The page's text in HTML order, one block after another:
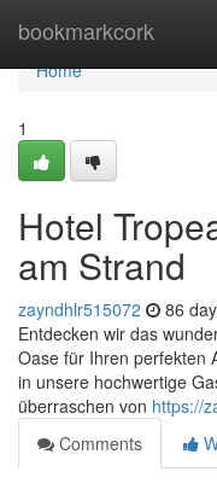
bookmarkcork
Home
Home
1
Hotel
am Strand
zayndhlr515072 86
Entdecken wir das
Oase für Ihren perfekten
in unsere hochwertige
überraschen von https://
Comments